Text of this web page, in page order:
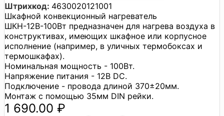
Штрихкод: 4630020121001
Шкафной конвекционный нагреватель
ШКН-12В-100Вт предназначен для нагрева воздуха в
конструктивах, имеющих шкафное или корпусное
исполнение (например, в уличных термобоксах и
термошкафах).
Номинальная мощность - 100Вт.
Напряжение питания - 12В DC.
Подключение - провода длиной 370±20мм.
Монтаж с помощью 35мм DIN рейки.
1 690.00 ₽